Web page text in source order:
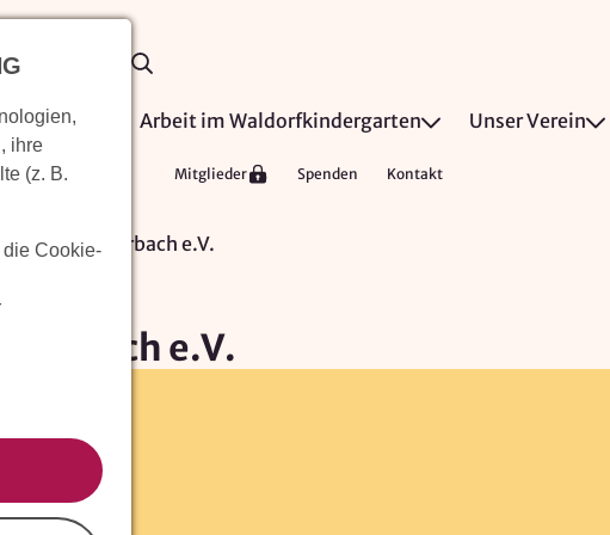
Ansatz Arbeit im Waldorfkindergarten Unser Verein
Mitglieder Spenden Kontakt
Feuerbach e.V.
e.V.
ihre
(z. B.
Cookie-